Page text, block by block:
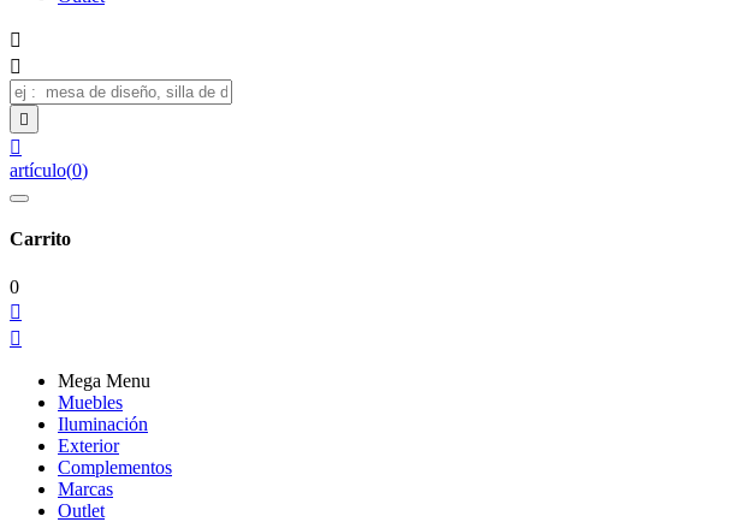




artículo(0)
Carrito
0


Mega Menu
Muebles
Iluminación
Exterior
Complementos
Marcas
Outlet